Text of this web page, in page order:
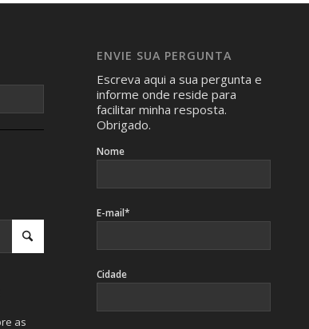
as
ENVIE SUA PERGUNTA
Escreva aqui a sua pergunta e
informe onde reside para
facilitar minha resposta.
Obrigado.
Nome
E-mail*
Cidade